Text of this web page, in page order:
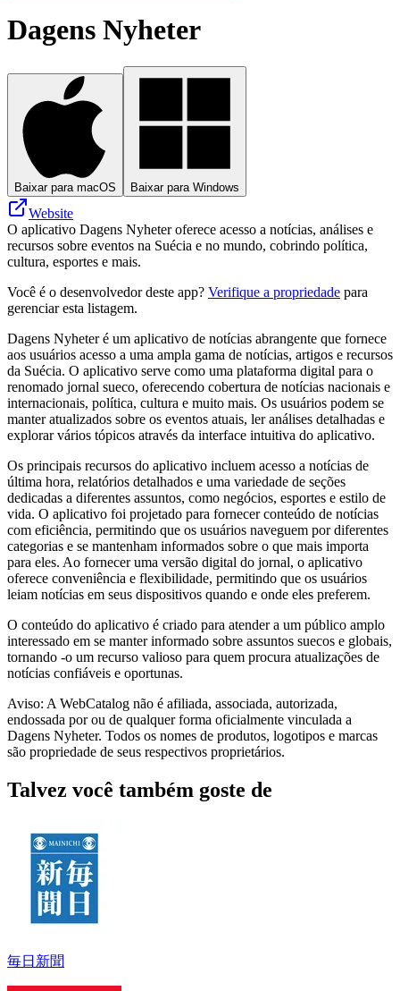
Dagens Nyheter
Baixar para macOS Baixar para Windows
Website
O aplicativo Dagens Nyheter oferece acesso a notícias, análises e
recursos sobre eventos na Suécia e no mundo, cobrindo política,
cultura, esportes e mais.
Você é o desenvolvedor deste app? Verifique a propriedade para
gerenciar esta listagem.
Dagens Nyheter é um aplicativo de notícias abrangente que fornece
aos usuários acesso a uma ampla gama de notícias, artigos e recursos
da Suécia. O aplicativo serve como uma plataforma digital para o
renomado jornal sueco, oferecendo cobertura de notícias nacionais e
internacionais, política, cultura e muito mais. Os usuários podem se
manter atualizados sobre os eventos atuais, ler análises detalhadas e
explorar vários tópicos através da interface intuitiva do aplicativo.
Os principais recursos do aplicativo incluem acesso a notícias de
última hora, relatórios detalhados e uma variedade de seções
dedicadas a diferentes assuntos, como negócios, esportes e estilo de
vida. O aplicativo foi projetado para fornecer conteúdo de notícias
com eficiência, permitindo que os usuários naveguem por diferentes
categorias e se mantenham informados sobre o que mais importa
para eles. Ao fornecer uma versão digital do jornal, o aplicativo
oferece conveniência e flexibilidade, permitindo que os usuários
leiam notícias em seus dispositivos quando e onde eles preferem.
O conteúdo do aplicativo é criado para atender a um público amplo
interessado em se manter informado sobre assuntos suecos e globais,
tornando -o um recurso valioso para quem procura atualizações de
notícias confiáveis ​​e oportunas.
Aviso: A WebCatalog não é afiliada, associada, autorizada,
endossada por ou de qualquer forma oficialmente vinculada a
Dagens Nyheter. Todos os nomes de produtos, logotipos e marcas
são propriedade de seus respectivos proprietários.
Talvez você também goste de
毎日新聞